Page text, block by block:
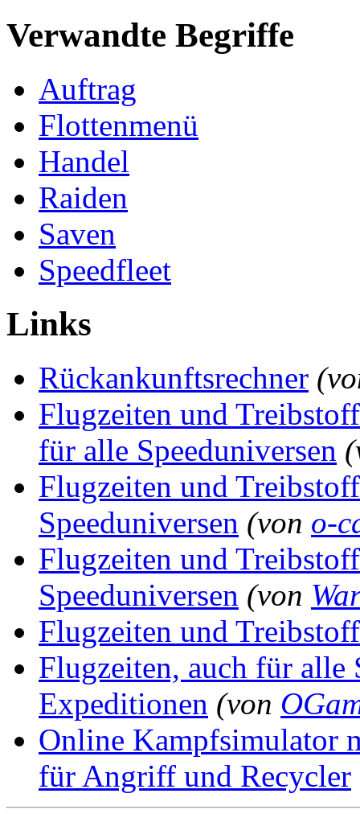
Verwandte Begriffe
Auftrag
Flottenmenü
Handel
Raiden
Saven
Speedfleet
Links
Rückankunftsrechner
Flugzeiten und
für alle Speeduniversen
Flugzeiten und
Speeduniversen (von o-
Flugzeiten und
Speeduniversen (von
Flugzeiten und
Flugzeiten, auch für alle
Expeditionen (von
Online Kampfsimulator
für Angriff und Recycler